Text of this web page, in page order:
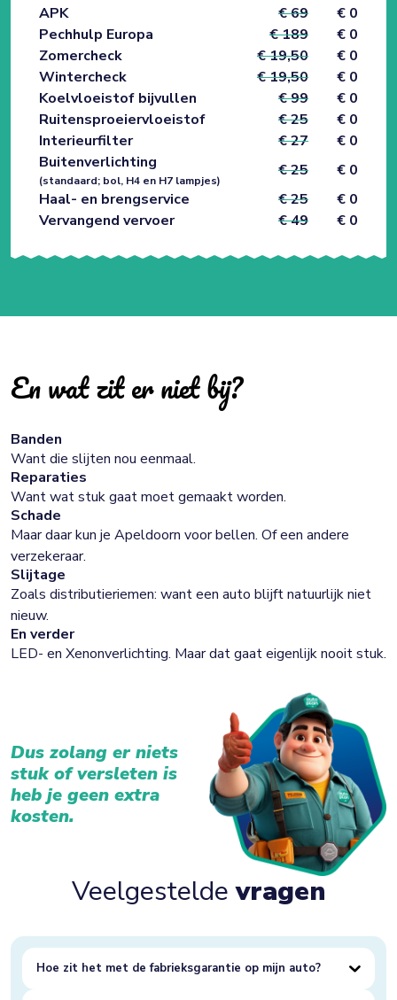
APK
€ 69
€ 0
Pechhulp Europa
€ 189
€ 0
Zomercheck
€ 19,50
€ 0
Wintercheck
€ 19,50
€ 0
Koelvloeistof bijvullen
€ 99
€ 0
Ruitensproeiervloeistof
€ 25
€ 0
Interieurfilter
€ 27
€ 0
Buitenverlichting
(standaard; bol, H4 en H7 lampjes)
€ 25
€ 0
Haal- en brengservice
€ 25
€ 0
Vervangend vervoer
€ 49 € 0
En wat zit er niet bij?
Banden
Want die slijten nou eenmaal.
Reparaties
Want wat stuk gaat moet gemaakt worden.
Schade
Maar daar kun je Apeldoorn voor bellen. Of een andere
verzekeraar.
Slijtage
Zoals distributieriemen: want een auto blijft natuurlijk niet
nieuw.
En verder
LED- en Xenonverlichting. Maar dat gaat eigenlijk nooit stuk.
Dus zolang er niets
stuk of versleten is
heb je geen extra
kosten.
Veelgesteldevragen
Hoe zit het met de fabrieksgarantie op mijn auto?